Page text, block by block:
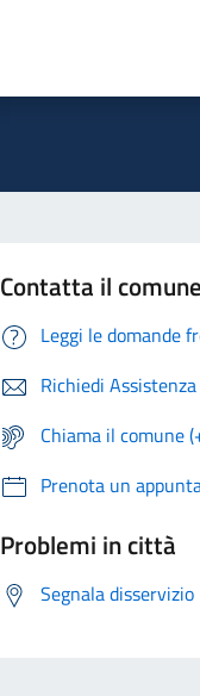
Contatta il comune
Leggi le domande
Richiedi Assistenza
Chiama il comune
Prenota un
Problemi in città
Segnala disservizio